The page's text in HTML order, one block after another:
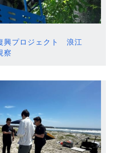
興プロジェクト 浪江
察